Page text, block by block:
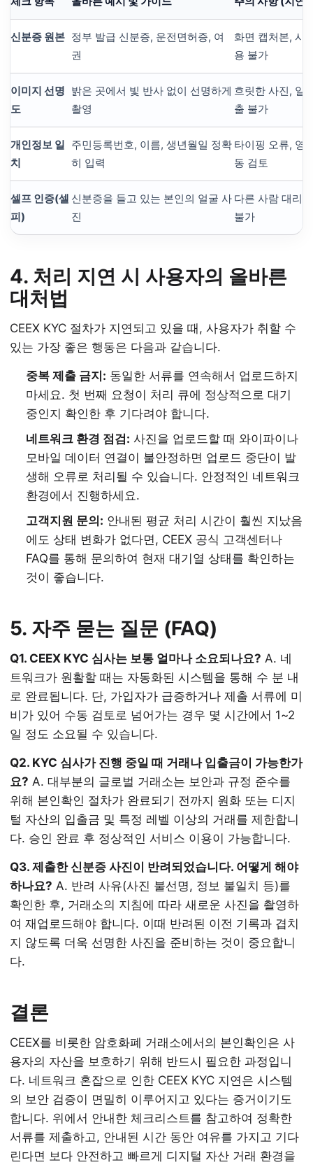
신분증 원본 정부 발급 신분증, 운전면허증, 여
권
화면 캡처본, 사
용 불가
이미지 선명
도
밝은 곳에서 빛 반사 없이 선명하게
촬영
흐릿한 사진, 일
출 불가
개인정보 일
치
주민등록번호, 이름, 생년월일 정확
히 입력
타이핑 오류, 영
동 검토
셀프 인증(셀
피)
신분증을 들고 있는 본인의 얼굴 사
진
다른 사람 대리
불가
4. 처리 지연 시 사용자의 올바른
대처법
CEEX KYC 절차가 지연되고 있을 때, 사용자가 취할 수
있는 가장 좋은 행동은 다음과 같습니다.
중복 제출 금지: 동일한 서류를 연속해서 업로드하지
마세요. 첫 번째 요청이 처리 큐에 정상적으로 대기
중인지 확인한 후 기다려야 합니다.
네트워크 환경 점검: 사진을 업로드할 때 와이파이나
모바일 데이터 연결이 불안정하면 업로드 중단이 발
생해 오류로 처리될 수 있습니다. 안정적인 네트워크
환경에서 진행하세요.
고객지원 문의: 안내된 평균 처리 시간이 훨씬 지났음
에도 상태 변화가 없다면, CEEX 공식 고객센터나
FAQ를 통해 문의하여 현재 대기열 상태를 확인하는
것이 좋습니다.
5. 자주 묻는 질문 (FAQ)
Q1. CEEX KYC 심사는 보통 얼마나 소요되나요? A. 네
트워크가 원활할 때는 자동화된 시스템을 통해 수 분 내
로 완료됩니다. 단, 가입자가 급증하거나 제출 서류에 미
비가 있어 수동 검토로 넘어가는 경우 몇 시간에서 1~2
일 정도 소요될 수 있습니다.
Q2. KYC 심사가 진행 중일 때 거래나 입출금이 가능한가
요? A. 대부분의 글로벌 거래소는 보안과 규정 준수를
위해 본인확인 절차가 완료되기 전까지 원화 또는 디지
털 자산의 입출금 및 특정 레벨 이상의 거래를 제한합니
다. 승인 완료 후 정상적인 서비스 이용이 가능합니다.
Q3. 제출한 신분증 사진이 반려되었습니다. 어떻게 해야
하나요? A. 반려 사유(사진 불선명, 정보 불일치 등)를
확인한 후, 거래소의 지침에 따라 새로운 사진을 촬영하
여 재업로드해야 합니다. 이때 반려된 이전 기록과 겹치
지 않도록 더욱 선명한 사진을 준비하는 것이 중요합니
다.
결론
CEEX를 비롯한 암호화폐 거래소에서의 본인확인은 사
용자의 자산을 보호하기 위해 반드시 필요한 과정입니
다. 네트워크 혼잡으로 인한 CEEX KYC 지연은 시스템
의 보안 검증이 면밀히 이루어지고 있다는 증거이기도
합니다. 위에서 안내한 체크리스트를 참고하여 정확한
서류를 제출하고, 안내된 시간 동안 여유를 가지고 기다
린다면 보다 안전하고 빠르게 디지털 자산 거래 환경을